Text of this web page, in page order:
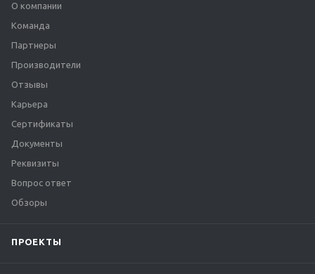
О компании
Команда
Партнеры
Производители
Отзывы
Карьера
Сертификаты
Документы
Реквизиты
Вопрос ответ
Обзоры
ПРОЕКТЫ